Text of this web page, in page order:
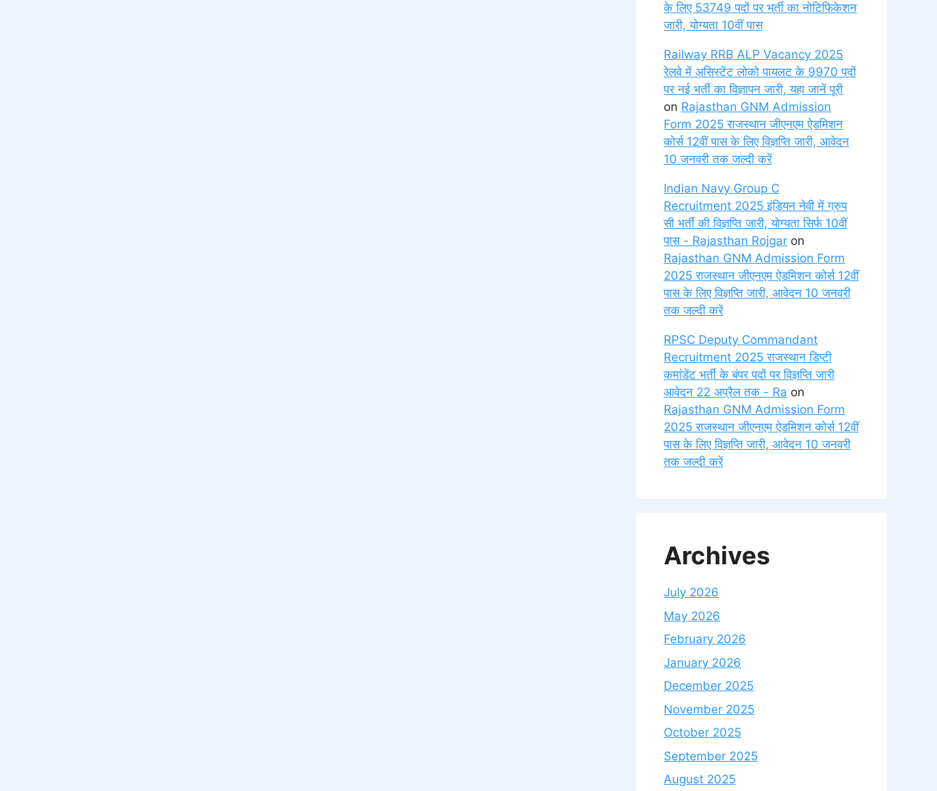
के लिए 53749 पदों पर भर्ती का नोटिफिकेशन
जारी, योग्यता 10वीं पास
Railway RRB ALP Vacancy 2025
रेलवे में असिस्टेंट लोको पायलट के 9970 पदों
पर नई भर्ती का विज्ञापन जारी, यहा जानें पूरी
on Rajasthan GNM Admission
Form 2025 राजस्थान जीएनएम ऐडमिशन
कोर्स 12वीं पास के लिए विज्ञप्ति जारी, आवेदन
10 जनवरी तक जल्दी करें
Indian Navy Group C
Recruitment 2025 इंडियन नेवी में ग्रुप
सी भर्ती की विज्ञप्ति जारी, योग्यता सिर्फ 10वीं
पास - Rajasthan Rojgar on
Rajasthan GNM Admission Form
2025 राजस्थान जीएनएम ऐडमिशन कोर्स 12वीं
पास के लिए विज्ञप्ति जारी, आवेदन 10 जनवरी
तक जल्दी करें
RPSC Deputy Commandant
Recruitment 2025 राजस्थान डिप्टी
कमांडेंट भर्ती के बंपर पदों पर विज्ञप्ति जारी
आवेदन 22 अप्रैल तक - Ra on
Rajasthan GNM Admission Form
2025 राजस्थान जीएनएम ऐडमिशन कोर्स 12वीं
पास के लिए विज्ञप्ति जारी, आवेदन 10 जनवरी
तक जल्दी करें
Archives
July 2026
May 2026
February 2026
January 2026
December 2025
November 2025
October 2025
September 2025
August 2025